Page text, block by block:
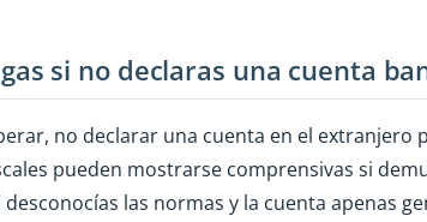
si no declaras una cuenta
no declarar una cuenta en el extranjero
pueden mostrarse comprensivas si
las normas y la cuenta apenas